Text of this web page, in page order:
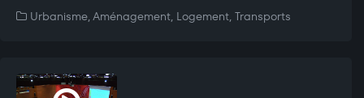
Urbanisme, Aménagement, Logement, Transports